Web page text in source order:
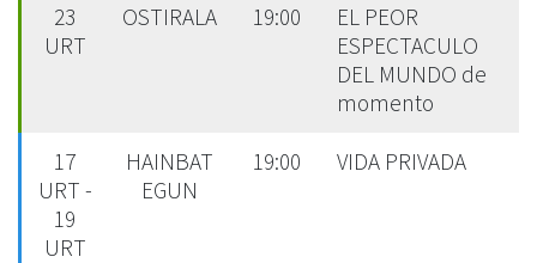
23
URT
OSTIRALA 19:00
EL PEOR
ESPECTACULO
DEL MUNDO de
momento
17
URT -
19
URT
HAINBAT
EGUN
19:00 VIDA PRIVADA